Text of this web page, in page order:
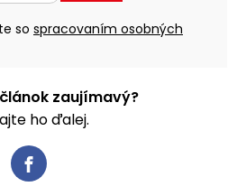
so spracovaním osobných
zaujímavý?
ho ďalej.